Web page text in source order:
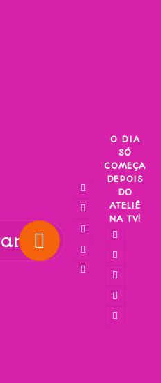
O DIA
SÓ
COMEÇA
DEPOIS
DO
ATELIÊ
NA TV!